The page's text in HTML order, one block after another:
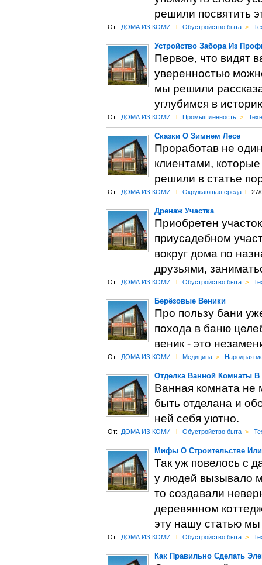
решили посвятить
От: ДОМА ИЗ КОМИ l Обустройство быта >
Устройство Забора Из
Первое, что видят
уверенностью
мы решили
углубимся в
От: ДОМА ИЗ КОМИ l Промышленность >
Сказки О Зимнем Лесе
Проработав не
клиентами,
решили в статье
От: ДОМА ИЗ КОМИ l Окружающая среда l 27/
Дренаж Участка
Приобретен
приусадебном
вокруг дома по
друзьями,
От: ДОМА ИЗ КОМИ l Обустройство быта >
Берёзовые Веники
Про пользу бани
похода в баню
веник - это
От: ДОМА ИЗ КОМИ l Медицина > Народная
Отделка Ванной Комнаты
Ванная комната не
быть отделана и
ней себя уютно.
От: ДОМА ИЗ КОМИ l Обустройство быта >
Мифы О Строительстве
Так уж повелось с
у людей вызывало
то создавали
деревянном
эту нашу статью
От: ДОМА ИЗ КОМИ l Обустройство быта >
Как Правильно Сделать